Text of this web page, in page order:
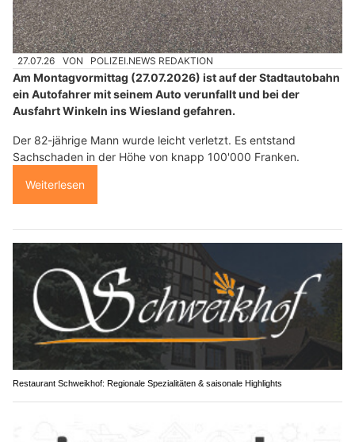
27.07.26 VON POLIZEI.NEWS REDAKTION
Am Montagvormittag (27.07.2026) ist auf der Stadtautobahn
ein Autofahrer mit seinem Auto verunfallt und bei der
Ausfahrt Winkeln ins Wiesland gefahren.
Der 82-jährige Mann wurde leicht verletzt. Es entstand
Sachschaden in der Höhe von knapp 100'000 Franken.
Weiterlesen
Restaurant Schweikhof: Regionale Spezialitäten & saisonale Highlights